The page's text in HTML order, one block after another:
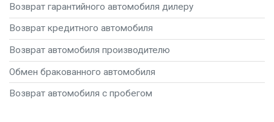
Возврат гарантийного автомобиля дилеру
Возврат кредитного автомобиля
Возврат автомобиля производителю
Обмен бракованного автомобиля
Возврат автомобиля с пробегом